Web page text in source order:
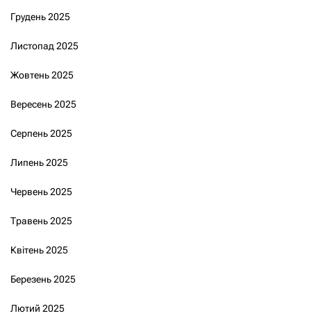
Грудень 2025
Листопад 2025
Жовтень 2025
Вересень 2025
Серпень 2025
Липень 2025
Червень 2025
Травень 2025
Квітень 2025
Березень 2025
Лютий 2025